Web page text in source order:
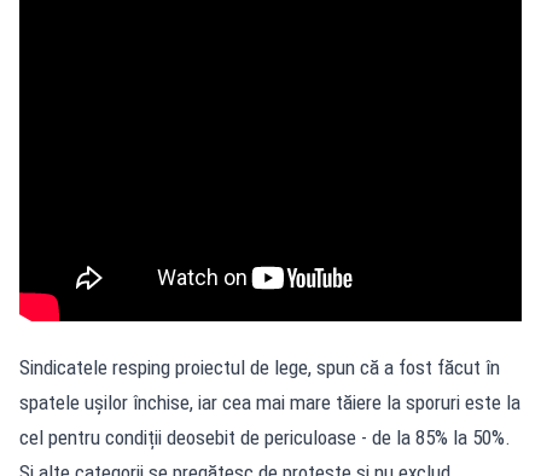
Sindicatele resping proiectul de lege, spun că a fost făcut în
spatele ușilor închise, iar cea mai mare tăiere la sporuri este la
cel pentru condiții deosebit de periculoase - de la 85% la 50%.